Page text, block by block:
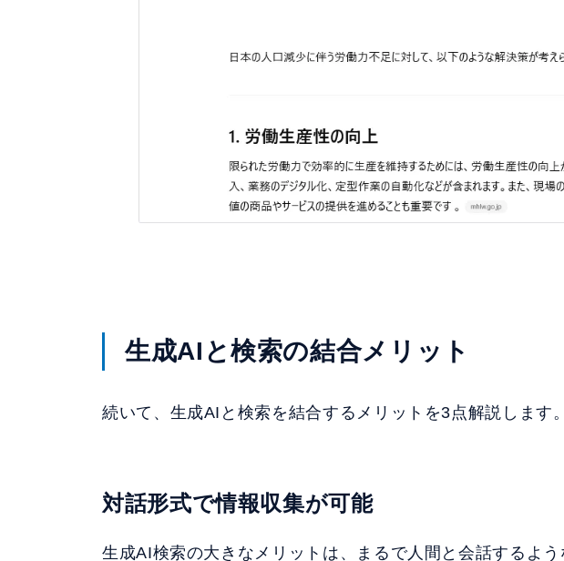
生成AIと検索の結合メリット
続いて、生成AIと検索を結合するメリットを3点解説します。
対話形式で情報収集が可能
生成AI検索の大きなメリットは、まるで人間と会話するよ